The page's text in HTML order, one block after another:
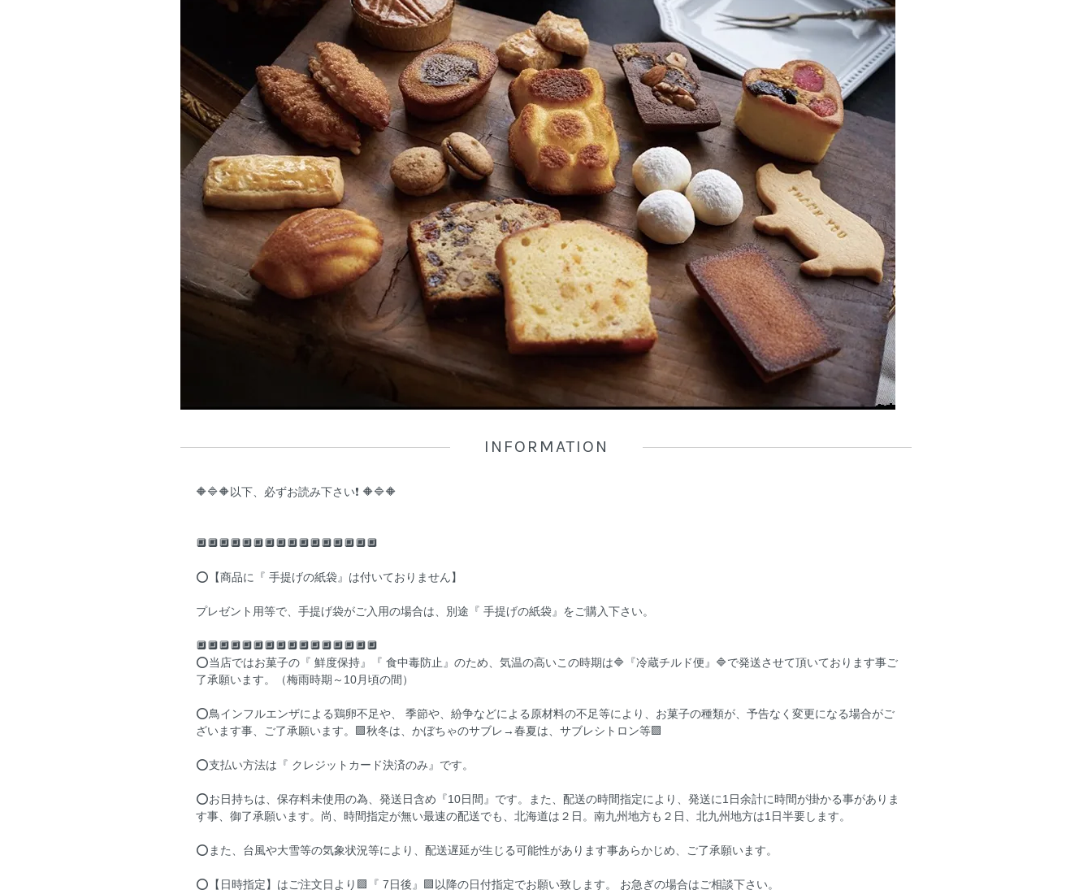
INFORMATION
🔶🔷🔶以下、必ずお読み下さい❗️ 🔶🔷🔶
🔲🔲🔲🔲🔲🔲🔲🔲🔲🔲🔲🔲🔲🔲🔲🔲
⭕️【商品に『 手提げの紙袋』は付いておりません】
プレゼント用等で、手提げ袋がご入用の場合は、別途『 手提げの紙袋』をご購入下さい。
🔲🔲🔲🔲🔲🔲🔲🔲🔲🔲🔲🔲🔲🔲🔲🔲
⭕当店ではお菓子の『 鮮度保持』『 食中毒防止』のため、気温の高いこの時期は🔷『冷蔵チルド便』🔷で発送させて頂いております事ご
了承願います。（梅雨時期～10月頃の間）
⭕️鳥インフルエンザによる鶏卵不足や、 季節や、紛争などによる原材料の不足等により、お菓子の種類が、予告なく変更になる場合がご
ざいます事、ご了承願います。🟪秋冬は、かぼちゃのサブレ→春夏は、サブレシトロン等🟪
⭕支払い方法は『 クレジットカード決済のみ』です。
⭕お日持ちは、保存料未使用の為、発送日含め『10日間』です。また、配送の時間指定により、発送に1日余計に時間が掛かる事がありま
す事、御了承願います。尚、時間指定が無い最速の配送でも、北海道は２日。南九州地方も２日、北九州地方は1日半要します。
⭕また、台風や大雪等の気象状況等により、配送遅延が生じる可能性があります事あらかじめ、ご了承願います。
⭕【日時指定】はご注文日より🟪『 7日後』🟪以降の日付指定でお願い致します。 お急ぎの場合はご相談下さい。